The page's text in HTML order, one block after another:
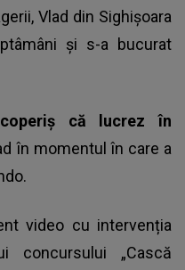
Vlad din Sighișoara
și s-a bucurat
că lucrez în
în momentul în care a
video cu intervenția
concursului „Cască